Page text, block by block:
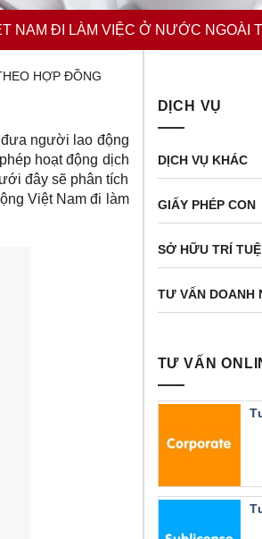
NAM ĐI LÀM VIỆC Ở NƯỚC NGOÀI
HỢP ĐỒNG
người lao động
hoạt động dịch
đây sẽ phân tích
Việt Nam đi làm
DỊCH VỤ
DỊCH VỤ KHÁC
GIẤY PHÉP CON
SỞ HỮU TRÍ TUỆ
TƯ VẤN DOANH
TƯ VẤN